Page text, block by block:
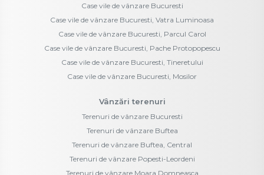
Case vile de vânzare Bucuresti
Case vile de vânzare Bucuresti, Vatra Luminoasa
Case vile de vânzare Bucuresti, Parcul Carol
Case vile de vânzare Bucuresti, Pache Protopopescu
Case vile de vânzare Bucuresti, Tineretului
Case vile de vânzare Bucuresti, Mosilor
Vânzări terenuri
Terenuri de vânzare Bucuresti
Terenuri de vânzare Buftea
Terenuri de vânzare Buftea, Central
Terenuri de vânzare Popesti-Leordeni
Terenuri de vânzare Moara Domneasca